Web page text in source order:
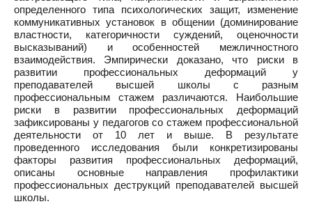
определенного типа психологических защит, изменение
коммуникативных установок в общении (доминирование
властности, категоричности суждений, оценочности
высказываний) и особенностей межличностного
взаимодействия. Эмпирически доказано, что риски в
развитии профессиональных деформаций у
преподавателей высшей школы с разным
профессиональным стажем различаются. Наибольшие
риски в развитии профессиональных деформаций
зафиксированы у педагогов со стажем профессиональной
деятельности от 10 лет и выше. В результате
проведенного исследования были конкретизированы
факторы развития профессиональных деформаций,
описаны основные направления профилактики
профессиональных деструкций преподавателей высшей
школы.